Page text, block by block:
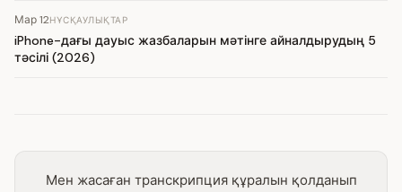
Мар 12НҰСҚАУЛЫҚТАР
iPhone-дағы дауыс жазбаларын мәтінге айналдырудың 5
тәсілі (2026)
Мен жасаған транскрипция құралын қолданып